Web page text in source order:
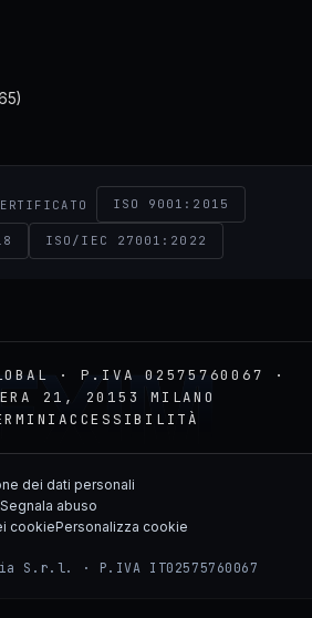
ISO 9001:2015
ISO/IEC 27001:2022
· P.IVA 02575760067 ·
21, 20153 MILANO
ACCESSIBILITÀ
dei dati personali
Segnala abuso
cookiePersonalizza cookie
S.r.l. · P.IVA IT02575760067